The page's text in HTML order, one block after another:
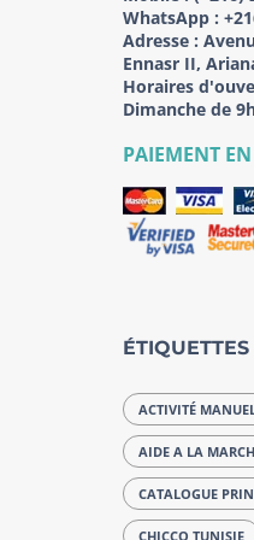
WhatsApp :
Adresse :
Ennasr II,
Horaires
Dimanche de
PAIEMENT
ACTIVITÉ
AIDE A LA
CATALOGUE
CHICCO TUNISIE